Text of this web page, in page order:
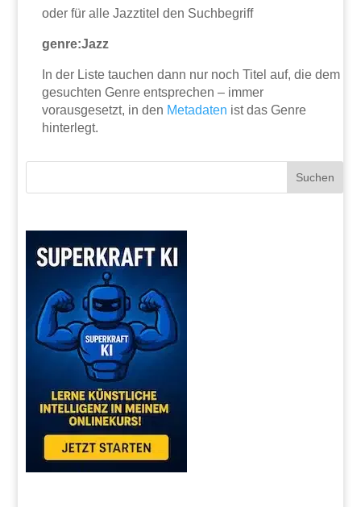
oder für alle Jazztitel den Suchbegriff
genre:Jazz
In der Liste tauchen dann nur noch Titel auf, die dem
gesuchten Genre entsprechen – immer
vorausgesetzt, in den Metadaten ist das Genre
hinterlegt.